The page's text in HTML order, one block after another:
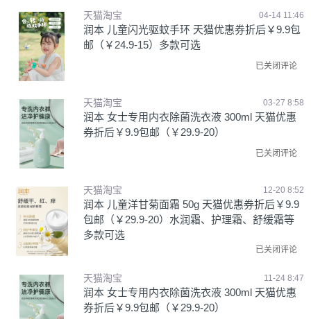
天猫淘宝 04-14 11:46
润本 儿童闪光驱蚊手环 天猫优惠券折后￥9.9包
邮（￥24.9-15）多款可选
已关闭评论
天猫淘宝 03-27 8:58
润本 女士专用内衣除菌洗衣液 300ml 天猫优惠
券折后￥9.9包邮（￥29.9-20）
已关闭评论
天猫淘宝 12-20 8:52
润本 儿童洋甘菊面霜 50g 天猫优惠券折后￥9.9
包邮（￥29.9-20）水润霜、护理霜、舒缓霜等
多款可选
已关闭评论
天猫淘宝 11-24 8:47
润本 女士专用内衣除菌洗衣液 300ml 天猫优惠
券折后￥9.9包邮（￥29.9-20）